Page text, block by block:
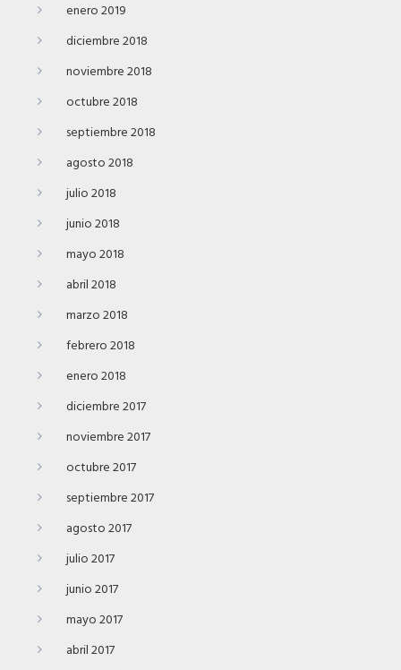
enero 2019
diciembre 2018
noviembre 2018
octubre 2018
septiembre 2018
agosto 2018
julio 2018
junio 2018
mayo 2018
abril 2018
marzo 2018
febrero 2018
enero 2018
diciembre 2017
noviembre 2017
octubre 2017
septiembre 2017
agosto 2017
julio 2017
junio 2017
mayo 2017
abril 2017